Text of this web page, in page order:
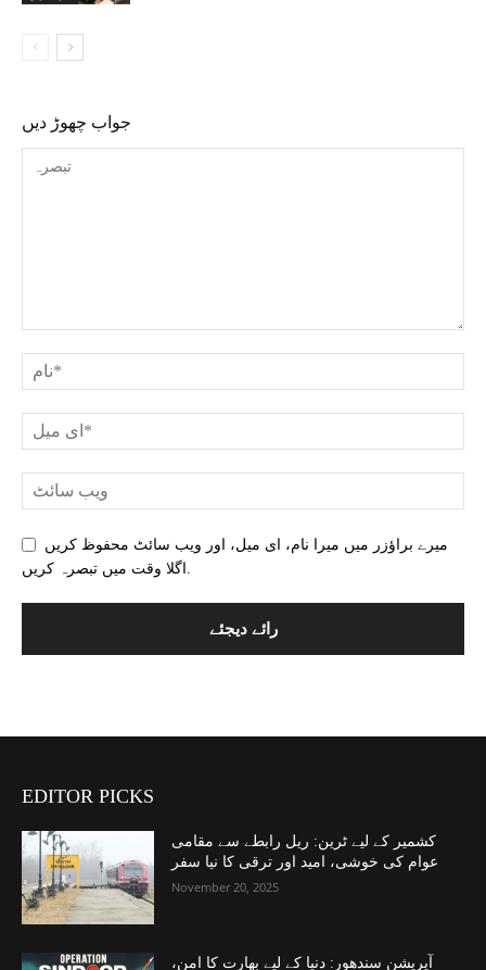
جواب چھوڑ دیں
میرے براؤزر میں میرا نام، ای میل، اور ویب سائٹ محفوظ کریں
اگلا وقت میں تبصرہ کریں.
EDITOR PICKS
کشمیر کے لیے ٹرین: ریل رابطے سے مقامی
عوام کی خوشی، امید اور ترقی کا نیا سفر
November 20, 2025
آپریشن سندھور: دنیا کے لیے بھارت کا امن،